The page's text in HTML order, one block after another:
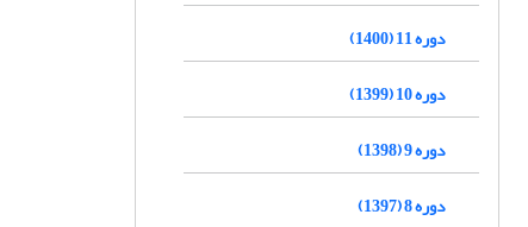
دوره 11 (1400)
دوره 10 (1399)
دوره 9 (1398)
دوره 8 (1397)